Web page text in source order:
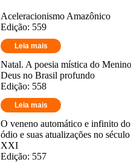
Aceleracionismo Amazônico
Edição: 559
Leia mais
Natal. A poesia mística do Menino
Deus no Brasil profundo
Edição: 558
Leia mais
O veneno automático e infinito do
ódio e suas atualizações no século
XXI
Edição: 557